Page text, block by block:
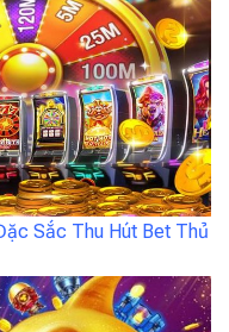
Sắc Thu Hút Bet Thủ